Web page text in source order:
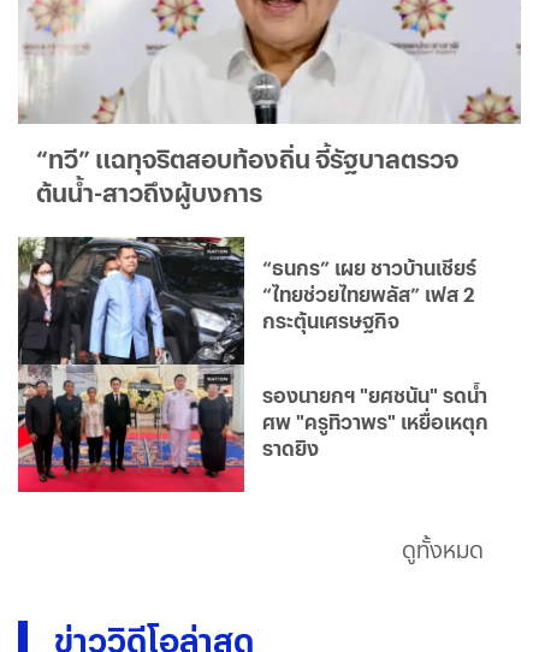
“ทวี” แฉทุจริตสอบท้องถิ่น จี้รัฐบาลตรวจ
ต้นน้ำ-สาวถึงผู้บงการ
“ธนกร” เผย ชาวบ้านเชียร์
“ไทยช่วยไทยพลัส” เฟส 2
กระตุ้นเศรษฐกิจ
รองนายกฯ "ยศชนัน" รดน้ำ
ศพ "ครูทิวาพร" เหยื่อเหตุก
ราดยิง
ดูทั้งหมด
ข่าววิดีโอล่าสุด